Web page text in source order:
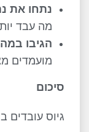
נתחו את
מה עבד
הגיבו
מועמדים
סיכום
גיוס עובדים